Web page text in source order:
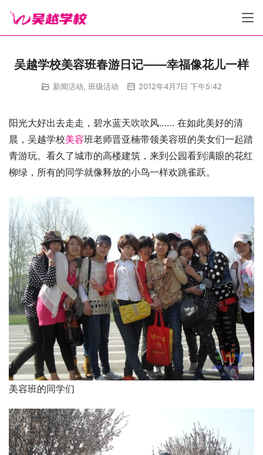
吴越学校美容班春游日记——幸福像花儿一样
新闻活动 班级活动 2012年4月7日 下午5:42
阳光大好出去走走，碧水蓝天吹吹风…… 在如此美好的清
晨，吴越学校美容班老师晋亚楠带领美容班的美女们一起踏
青游玩。看久了城市的高楼建筑，来到公园看到满眼的花红
柳绿，所有的同学就像释放的小鸟一样欢跳雀跃。
美容班的同学们